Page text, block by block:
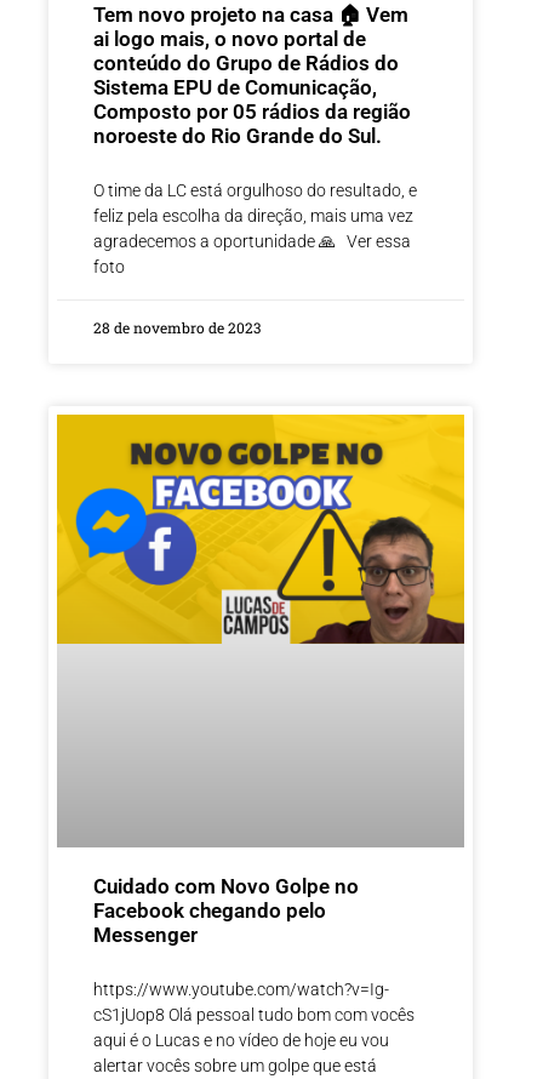
Tem novo projeto na casa 🏠 Vem
ai logo mais, o novo portal de
conteúdo do Grupo de Rádios do
Sistema EPU de Comunicação,
Composto por 05 rádios da região
noroeste do Rio Grande do Sul.
O time da LC está orgulhoso do resultado, e
feliz pela escolha da direção, mais uma vez
agradecemos a oportunidade 🙏 Ver essa
foto
28 de novembro de 2023
Cuidado com Novo Golpe no
Facebook chegando pelo
Messenger
https://www.youtube.com/watch?v=Ig-
cS1jUop8 Olá pessoal tudo bom com vocês
aqui é o Lucas e no vídeo de hoje eu vou
alertar vocês sobre um golpe que está